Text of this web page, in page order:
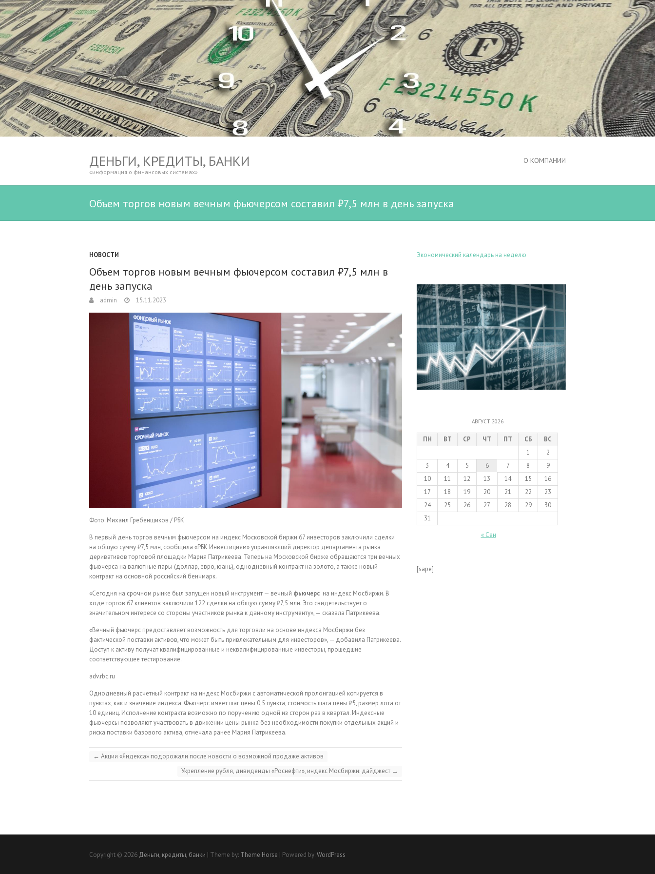
ДЕНЬГИ, КРЕДИТЫ, БАНКИ
«информация о финансовых системах»
О КОМПАНИИ
Объем торгов новым вечным фьючерсом составил ₽7,5 млн в день запуска
НОВОСТИ
Объем торгов новым вечным фьючерсом составил ₽7,5 млн в
день запуска
admin 15.11.2023
Фото: Михаил Гребенщиков / РБК
В первый день торгов вечным фьючерсом на индекс Московской биржи 67 инвесторов заключили сделки
на общую сумму ₽7,5 млн, сообщила «РБК Инвестициям» управляющий директор департамента рынка
деривативов торговой площадки Мария Патрикеева. Теперь на Московской бирже обращаются три вечных
фьючерса на валютные пары (доллар, евро, юань), однодневный контракт на золото, а также новый
контракт на основной российский бенчмарк.
«Сегодня на срочном рынке был запущен новый инструмент — вечный фьючерс на индекс Мосбиржи. В
ходе торгов 67 клиентов заключили 122 сделки на общую сумму ₽7,5 млн. Это свидетельствует о
значительном интересе со стороны участников рынка к данному инструменту», — сказала Патрикеева.
«Вечный фьючерс предоставляет возможность для торговли на основе индекса Мосбиржи без
фактической поставки активов, что может быть привлекательным для инвесторов», — добавила Патрикеева.
Доступ к активу получат квалифицированные и неквалифицированные инвесторы, прошедшие
соответствующее тестирование.
adv.rbc.ru
Однодневный расчетный контракт на индекс Мосбиржи с автоматической пролонгацией котируется в
пунктах, как и значение индекса. Фьючерс имеет шаг цены 0,5 пункта, стоимость шага цены ₽5, размер лота от
10 единиц. Исполнение контракта возможно по поручению одной из сторон раз в квартал. Индексные
фьючерсы позволяют участвовать в движении цены рынка без необходимости покупки отдельных акций и
риска поставки базового актива, отмечала ранее Мария Патрикеева.
← Акции «Яндекса» подорожали после новости о возможной продаже активов
Укрепление рубля, дивиденды «Роснефти», индекс Мосбиржи: дайджест →
Экономический календарь на неделю
АВГУСТ 2026
ПН ВТ СР ЧТ ПТ СБ
ВС
1
2
3
4 5 6 7 8
9
10
11 12 13 14 15
16
17
18 19 20 21 22
23
24
25 26 27 28 29
30
31
« Сен
[sape]
Copyright © 2026 Деньги, кредиты, банки | Theme by: Theme Horse | Powered by:WordPress